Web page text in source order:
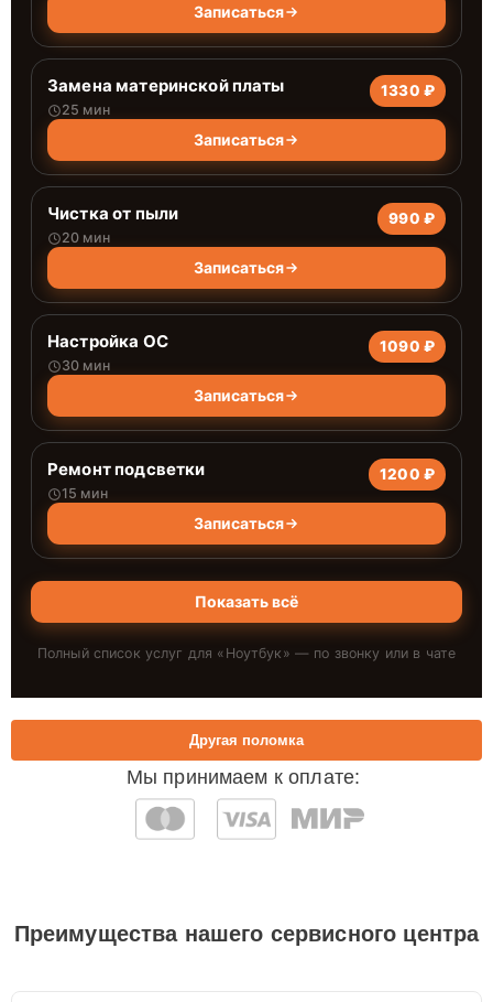
Записаться
Замена материнской платы
25 мин
1330 ₽
Записаться
Чистка от пыли
20 мин
990 ₽
Записаться
Настройка ОС
30 мин
1090 ₽
Записаться
Ремонт подсветки
15 мин
1200 ₽
Записаться
Показать всё
Полный список услуг для « Ноутбук » — по звонку или в чате
Мы принимаем к оплате:
Другая поломка
Преимущества нашего сервисного центра